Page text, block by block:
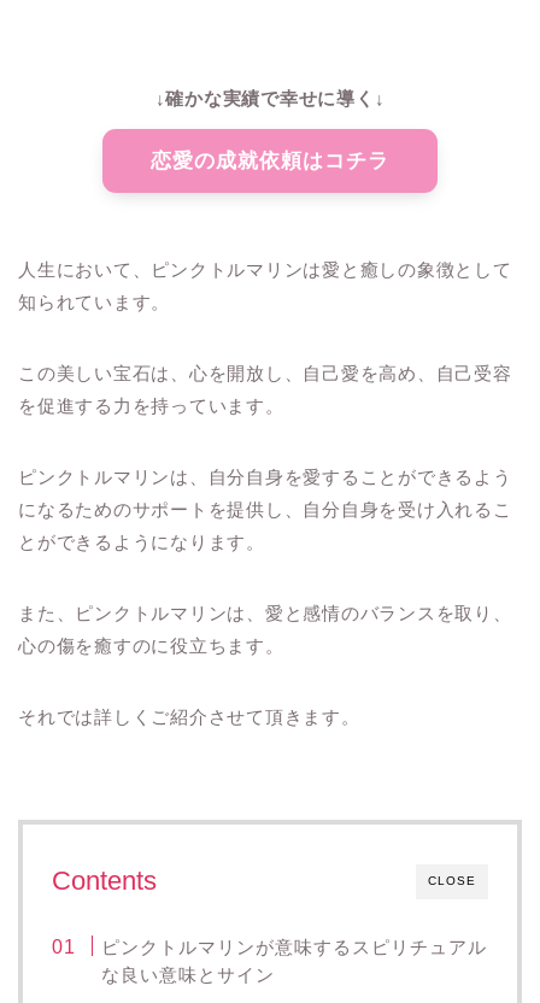
↓確かな実績で幸せに導く↓
恋愛の成就依頼はコチラ
人生において、ピンクトルマリンは愛と癒しの象徴として
知られています。
この美しい宝石は、心を開放し、自己愛を高め、自己受容
を促進する力を持っています。
ピンクトルマリンは、自分自身を愛することができるよう
になるためのサポートを提供し、自分自身を受け入れるこ
とができるようになります。
また、ピンクトルマリンは、愛と感情のバランスを取り、
心の傷を癒すのに役立ちます。
それでは詳しくご紹介させて頂きます。
CLOSE
Contents
ピンクトルマリンが意味するスピリチュアル
な良い意味とサイン